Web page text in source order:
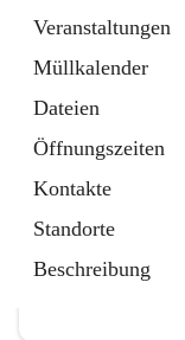
Veranstaltungen
Müllkalender
Dateien
Öffnungszeiten
Kontakte
Standorte
Beschreibung